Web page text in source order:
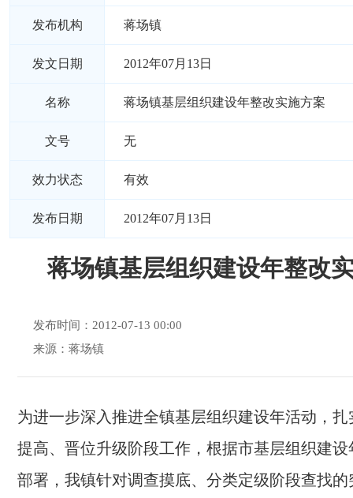
发布机构 蒋场镇
发文日期 2012年07月13日
名称 蒋场镇基层组织建设年整改实施方案
文号 无
效力状态 有效
发布日期 2012年07月13日
蒋场镇基层组织建设年整改
发布时间：2012-07-13 00:00
来源：蒋场镇
为进一步深入推进全镇基层组织建设年活动，
提高、晋位升级阶段工作，根据市基层组织建
部署，我镇针对调查摸底、分类定级阶段查找